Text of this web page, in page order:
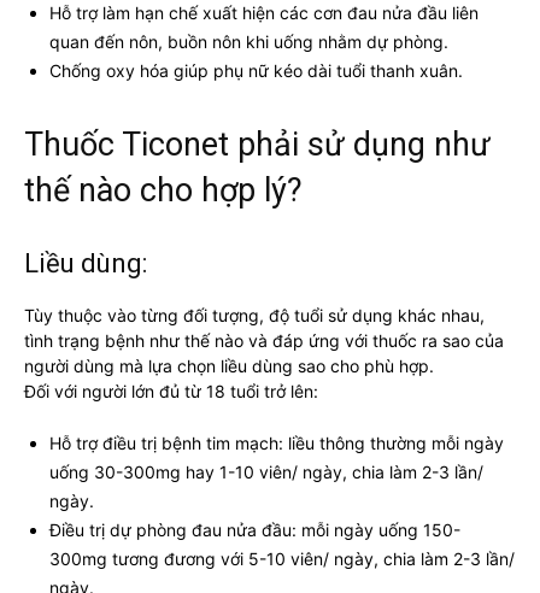
Hỗ trợ làm hạn chế xuất hiện các cơn đau nửa đầu liên
quan đến nôn, buồn nôn khi uống nhằm dự phòng.
Chống oxy hóa giúp phụ nữ kéo dài tuổi thanh xuân.
Thuốc Ticonet phải sử dụng như
thế nào cho hợp lý?
Liều dùng:
Tùy thuộc vào từng đối tượng, độ tuổi sử dụng khác nhau,
tình trạng bệnh như thế nào và đáp ứng với thuốc ra sao của
người dùng mà lựa chọn liều dùng sao cho phù hợp.
Đối với người lớn đủ từ 18 tuổi trở lên:
Hỗ trợ điều trị bệnh tim mạch: liều thông thường mỗi ngày
uống 30-300mg hay 1-10 viên/ ngày, chia làm 2-3 lần/
ngày.
Điều trị dự phòng đau nửa đầu: mỗi ngày uống 150-
300mg tương đương với 5-10 viên/ ngày, chia làm 2-3 lần/
ngày.